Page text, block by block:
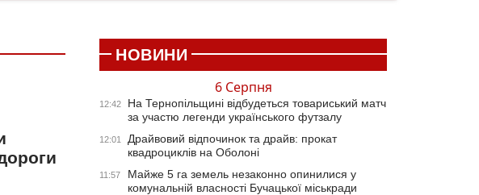
НОВИНИ
6 Серпня
12:42
На Тернопільщині відбудеться товариський матч
за участю легенди українського футзалу
12:01
Драйвовий відпочинок та драйв: прокат
квадроциклів на Оболоні
11:57
Майже 5 га земель незаконно опинилися у
комунальній власності Бучацької міськради